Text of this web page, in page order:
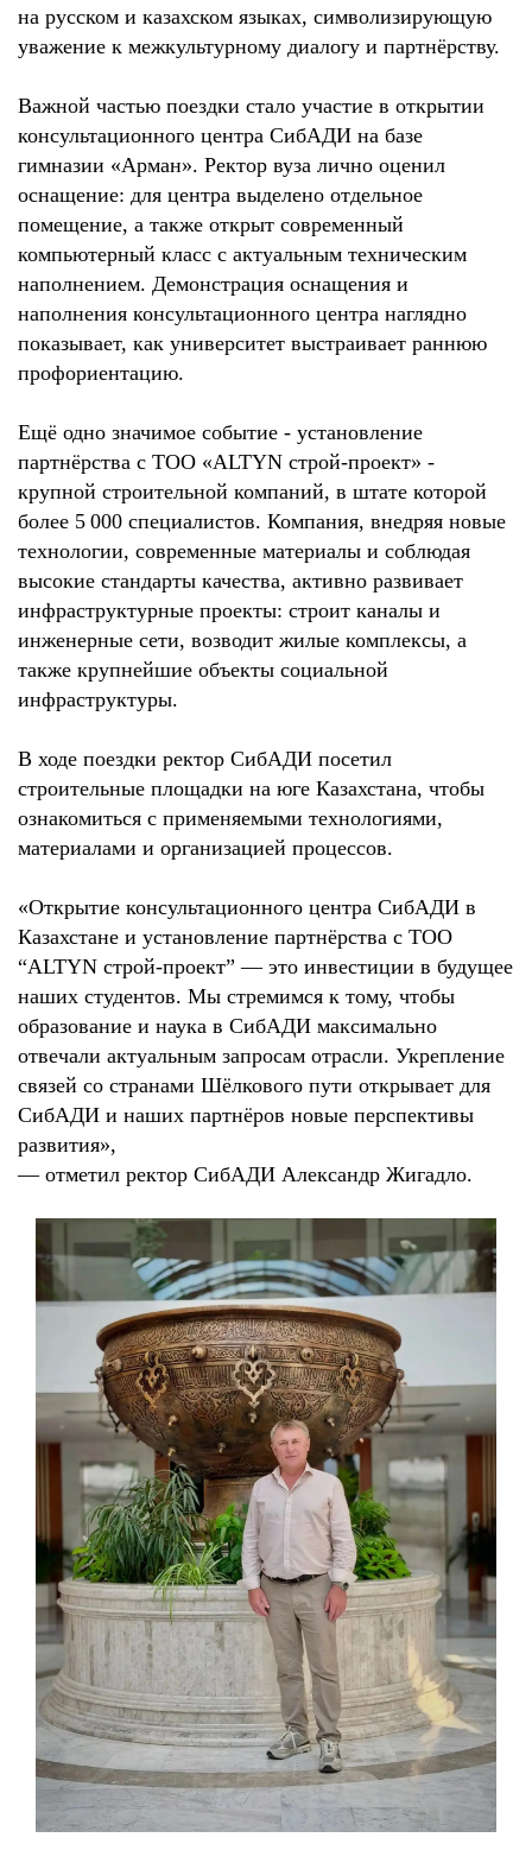
на русском и казахском языках, символизирующую
уважение к межкультурному диалогу и партнёрству.
Важной частью поездки стало участие в открытии
консультационного центра СибАДИ на базе
гимназии «Арман». Ректор вуза лично оценил
оснащение: для центра выделено отдельное
помещение, а также открыт современный
компьютерный класс с актуальным техническим
наполнением. Демонстрация оснащения и
наполнения консультационного центра наглядно
показывает, как университет выстраивает раннюю
профориентацию.
Ещё одно значимое событие - установление
партнёрства с ТОО «ALTYN строй-проект» -
крупной строительной компаний, в штате которой
более 5 000 специалистов. Компания, внедряя новые
технологии, современные материалы и соблюдая
высокие стандарты качества, активно развивает
инфраструктурные проекты: строит каналы и
инженерные сети, возводит жилые комплексы, а
также крупнейшие объекты социальной
инфраструктуры.
В ходе поездки ректор СибАДИ посетил
строительные площадки на юге Казахстана, чтобы
ознакомиться с применяемыми технологиями,
материалами и организацией процессов.
«Открытие консультационного центра СибАДИ в
Казахстане и установление партнёрства с ТОО
“ALTYN строй‑проект” — это инвестиции в будущее
наших студентов. Мы стремимся к тому, чтобы
образование и наука в СибАДИ максимально
отвечали актуальным запросам отрасли. Укрепление
связей со странами Шёлкового пути открывает для
СибАДИ и наших партнёров новые перспективы
развития»,
— отметил ректор СибАДИ Александр Жигадло.